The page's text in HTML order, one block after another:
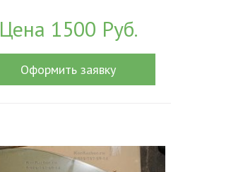
Цена 1500 Руб.
Оформить заявку